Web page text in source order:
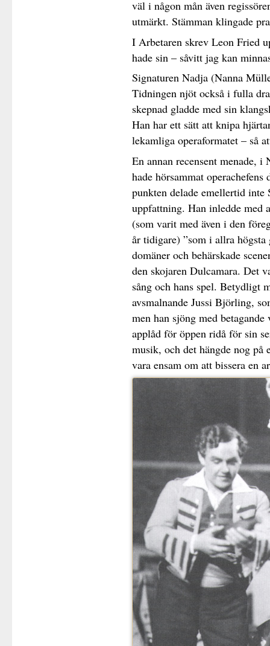
väl i någon mån även
utmärkt. Stämman klingade
I Arbetaren skrev Leon Fried
hade sin – såvitt jag kan
Signaturen Nadja (Nanna
Tidningen njöt också i fulla
skepnad gladde med sin
Han har ett sätt att knipa
lekamliga operaformatet – så
En annan recensent menade,
hade hörsammat
punkten delade emellertid
uppfattning. Han inledde med
(som varit med även i den
år tidigare) ”som i allra högsta
domäner och behärskade
den skojaren Dulcamara. Det
sång och hans spel. Betydligt
avsmalnande Jussi Björling,
men han sjöng med
applåd för öppen ridå för sin
musik, och det hängde nog på
vara ensam om att bissera en